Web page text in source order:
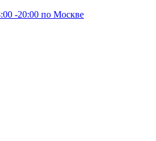
-20:00 по Москве